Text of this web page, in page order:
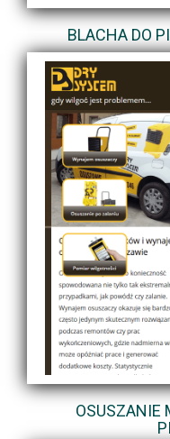
BLACHA DO
OSUSZANIE